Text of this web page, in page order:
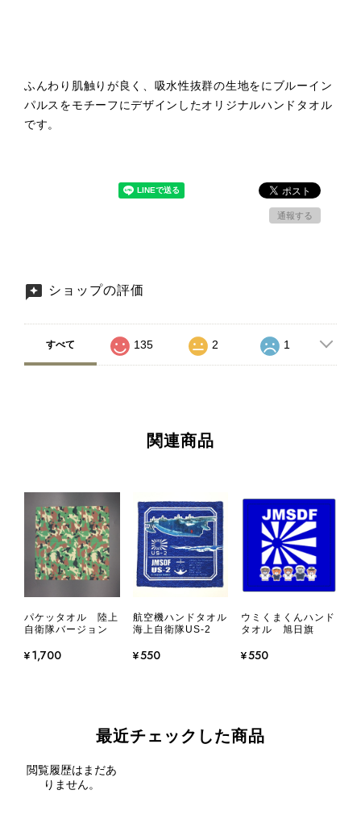
ふんわり肌触りが良く、吸水性抜群の生地をにブルーイン
パルスをモチーフにデザインしたオリジナルハンドタオル
です。
通報する
ショップの評価
すべて 135 2 1
関連商品
パケッタオル 陸上
自衛隊バージョン
¥1,700
航空機ハンドタオル
海上自衛隊US-2
¥550
ウミくまくんハンド
タオル 旭日旗
¥550
最近チェックした商品
閲覧履歴はまだあ
りません。